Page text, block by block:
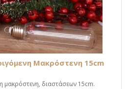
Μακρόστενη 15cm
μακρόστενη, διαστάσεων 15cm.